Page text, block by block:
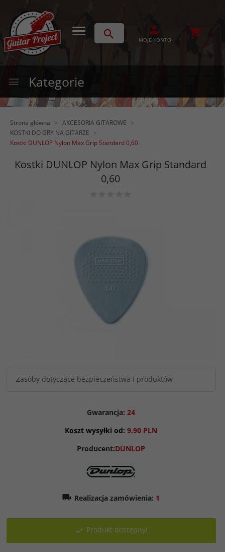
MOJE KONTO
Kategorie
Strona główna
AKCESORIA GITAROWE
KOSTKI DO GRY NA GITARZE
Kostki DUNLOP Nylon Max Grip Standard 0,60
Kostki DUNLOP Nylon Max Grip Standard
0,60
Zasoby dotyczące bezpieczeństwa i produktów
Gwarancja: 24
Koszt wysyłki od: 9.90 PLN
Producent:DUNLOP
Realizacja zamówienia: 1
Produkt dostępny!